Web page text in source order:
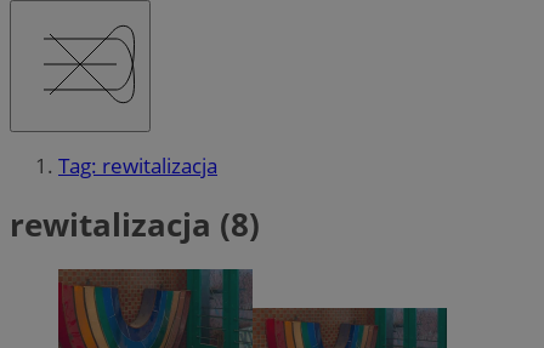
Tag: rewitalizacja
rewitalizacja (8)